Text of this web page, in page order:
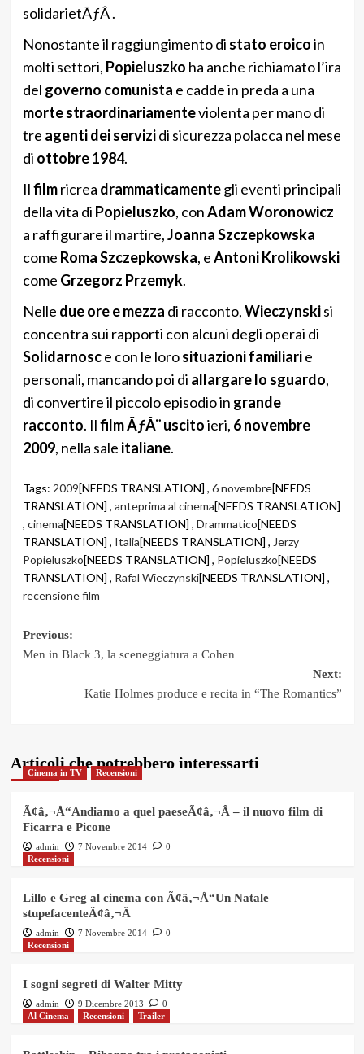
solidarietÃƒÂ .
Nonostante il raggiungimento di stato eroicoin
molti settori, Popieluszko ha anche richiamato l’ira
del governo comunista e cadde in preda a una
morte straordinariamenteviolenta per mano di
tre agenti dei servizidi sicurezza polacca nel mese
di ottobre 1984.
Ilfilmricrea drammaticamentegli eventi principali
della vita di Popieluszko, conAdam Woronowicz
a raffigurare il martire,Joanna Szczepkowska
come Roma Szczepkowska, eAntoni Krolikowski
come Grzegorz Przemyk.
Nelle due ore e mezza di racconto,Wieczynskisi
concentra sui rapporti con alcuni degli operai di
Solidarnosce con le lorosituazioni familiarie
personali, mancando poi di allargare lo sguardo,
di convertire il piccolo episodio in grande
racconto. Ilfilm ÃƒÂ¨ uscitoieri, 6 novembre
2009, nella sale italiane.
Tags: 2009[NEEDS TRANSLATION] , 6 novembre[NEEDS
TRANSLATION] , anteprima al cinema[NEEDS TRANSLATION]
, cinema[NEEDS TRANSLATION] , Drammatico[NEEDS
TRANSLATION] , Italia[NEEDS TRANSLATION] , Jerzy
Popieluszko[NEEDS TRANSLATION] , Popieluszko[NEEDS
TRANSLATION] , Rafal Wieczynski[NEEDS TRANSLATION] ,
recensione film
Post
Previous:
Men in Black 3, la sceneggiatura a Cohen
Next:
Katie Holmes produce e recita in “The Romantics”
Articoli che potrebbero interessarti
Cinema in TV Recensioni
Ã¢â‚¬Å“Andiamo a quel paeseÃ¢â‚¬Â – il nuovo film di
Ficarra e Picone
admin 7 Novembre 2014
0
Recensioni
Lillo e Greg al cinema con Ã¢â‚¬Å“Un Natale
stupefacenteÃ¢â‚¬Â
admin 7 Novembre 2014
0
Recensioni
I sogni segreti di Walter Mitty
admin 9 Dicembre 2013
0
Al Cinema
Recensioni Trailer